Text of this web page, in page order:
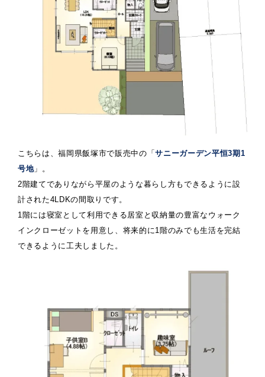
こちらは、福岡県飯塚市で販売中の「サニーガーデン平恒3期1
号地」。
2階建てでありながら平屋のような暮らし方もできるように設
計された4LDKの間取りです。
1階には寝室として利用できる居室と収納量の豊富なウォーク
インクローゼットを用意し、将来的に1階のみでも生活を完結
できるように工夫しました。